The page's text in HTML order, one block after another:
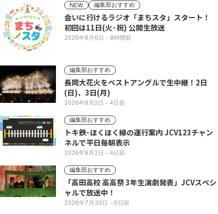
NEW 編集部おすすめ
会いに行けるラジオ「まちスタ」スタート！
初回は11日(火･祝) 公開生放送
2026年8月6日 - 8時間前
編集部おすすめ
長岡大花火をベストアングルで生中継！2日
(日)、3日(月)
2026年8月2日 - 4日前
編集部おすすめ
トキ鉄･ほくほく線の運行案内 JCV123チャン
ネルで平日毎朝表示
2026年8月2日 - 4日前
編集部おすすめ
「高田高校 高高祭 3年生演劇発表」JCVスペシ
ャルで放送中！
2026年7月30日 - 6日前